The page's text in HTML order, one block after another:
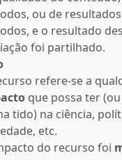
ou de
e o resultado
foi partilhado.
refere-se a
que possa ter
tido) na ciência,
etc.
do recurso foi